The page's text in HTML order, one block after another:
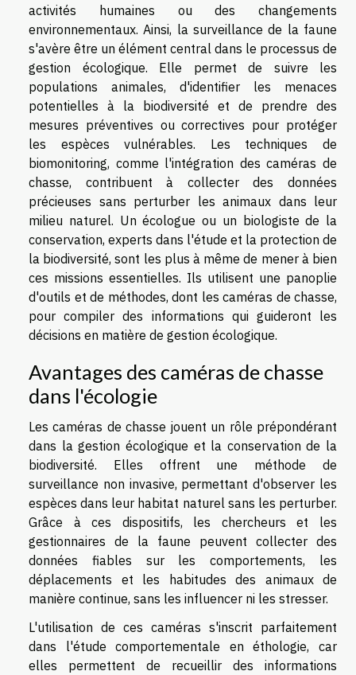
activités humaines ou des changements
environnementaux. Ainsi, la surveillance de la faune
s'avère être un élément central dans le processus de
gestion écologique. Elle permet de suivre les
populations animales, d'identifier les menaces
potentielles à la biodiversité et de prendre des
mesures préventives ou correctives pour protéger
les espèces vulnérables. Les techniques de
biomonitoring, comme l'intégration des caméras de
chasse, contribuent à collecter des données
précieuses sans perturber les animaux dans leur
milieu naturel. Un écologue ou un biologiste de la
conservation, experts dans l'étude et la protection de
la biodiversité, sont les plus à même de mener à bien
ces missions essentielles. Ils utilisent une panoplie
d'outils et de méthodes, dont les caméras de chasse,
pour compiler des informations qui guideront les
décisions en matière de gestion écologique.
Avantages des caméras de chasse
dans l'écologie
Les caméras de chasse jouent un rôle prépondérant
dans la gestion écologique et la conservation de la
biodiversité. Elles offrent une méthode de
surveillance non invasive, permettant d'observer les
espèces dans leur habitat naturel sans les perturber.
Grâce à ces dispositifs, les chercheurs et les
gestionnaires de la faune peuvent collecter des
données fiables sur les comportements, les
déplacements et les habitudes des animaux de
manière continue, sans les influencer ni les stresser.
L'utilisation de ces caméras s'inscrit parfaitement
dans l'étude comportementale en éthologie, car
elles permettent de recueillir des informations